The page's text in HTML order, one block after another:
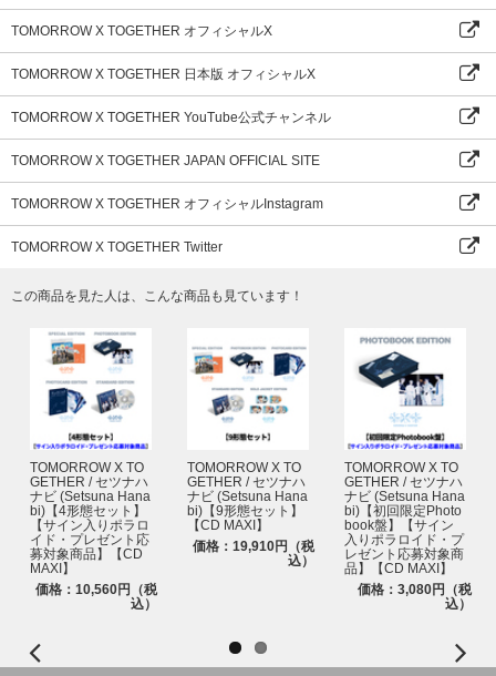
サイン入りポラロイド・プレゼント企画の詳細はこちらをご確認くださ
い。
★UNIVERSAL MUSIC STORE ANNEXカスタマー・サポート(旧サイト)
＊メールのみの窓口となっております為、【universal-music.co.jp】のドメ
イン受信許可設定をお願いいたします。
す。
＊営業時間外のお問い合わせは、翌営業日以降の回答とさせていただきま
す。
お問い合わせはこちら
TOMORROW X TOGETHER オフィシャルX
TOMORROW X TOGETHER 日本版 オフィシャルX
TOMORROW X TOGETHER YouTube公式チャンネル
TOMORROW X TOGETHER JAPAN OFFICIAL SITE
TOMORROW X TOGETHER オフィシャルInstagram
TOMORROW X TOGETHER Twitter
この商品を見た人は、こんな商品も見ています！
TOMORROW X TO
GETHER / セツナハ
ナビ (Setsuna Hana
bi)【4形態セット】
【サイン入りポラロ
イド・プレゼント応
募対象商品】【CD
MAXI】
価格：10,560円（税
込）
TOMORROW X TO
GETHER / セツナハ
ナビ (Setsuna Hana
bi)【9形態セット】
【CD MAXI】
価格：19,910円（税
込）
TOMORROW X TO
GETHER / セツナハ
ナビ (Setsuna Hana
bi)【初回限定Photo
book盤】【サイン
入りポラロイド・プ
レゼント応募対象商
品】【CD MAXI】
価格：3,080円（税
込）